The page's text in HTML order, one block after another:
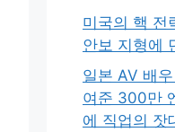
미국의 핵 전
안보 지형에
일본 AV 배
여준 300만
에 직업의 잣